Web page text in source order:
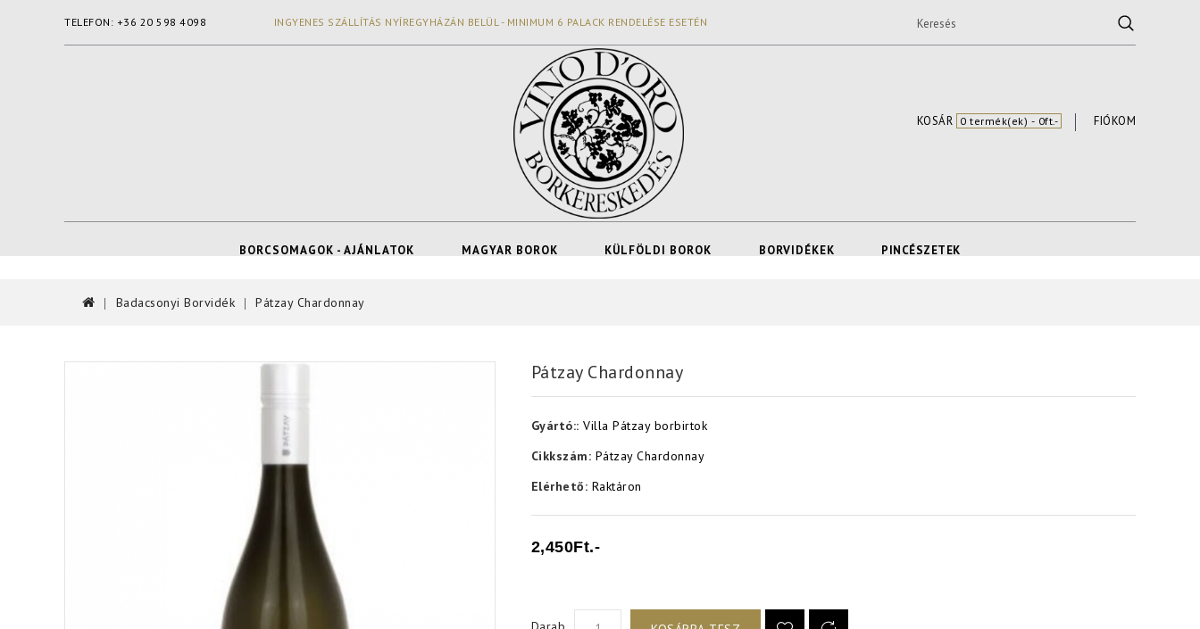
TELEFON: +36 20 598 4098 INGYENES SZÁLLÍTÁS NYÍREGYHÁZÁN BELÜL - MINIMUM 6 PALACK RENDELÉSE ESETÉN
FIÓKOM
KOSÁR 0 termék(ek) - 0ft.-
BORCSOMAGOK - AJÁNLATOK MAGYAR BOROK KÜLFÖLDI BOROK BORVIDÉKEK PINCÉSZETEK
Badacsonyi Borvidék Pátzay Chardonnay
Pátzay Chardonnay
Gyártó:: Villa Pátzay borbirtok
Cikkszám: Pátzay Chardonnay
Elérhető: Raktáron
2,450Ft.-